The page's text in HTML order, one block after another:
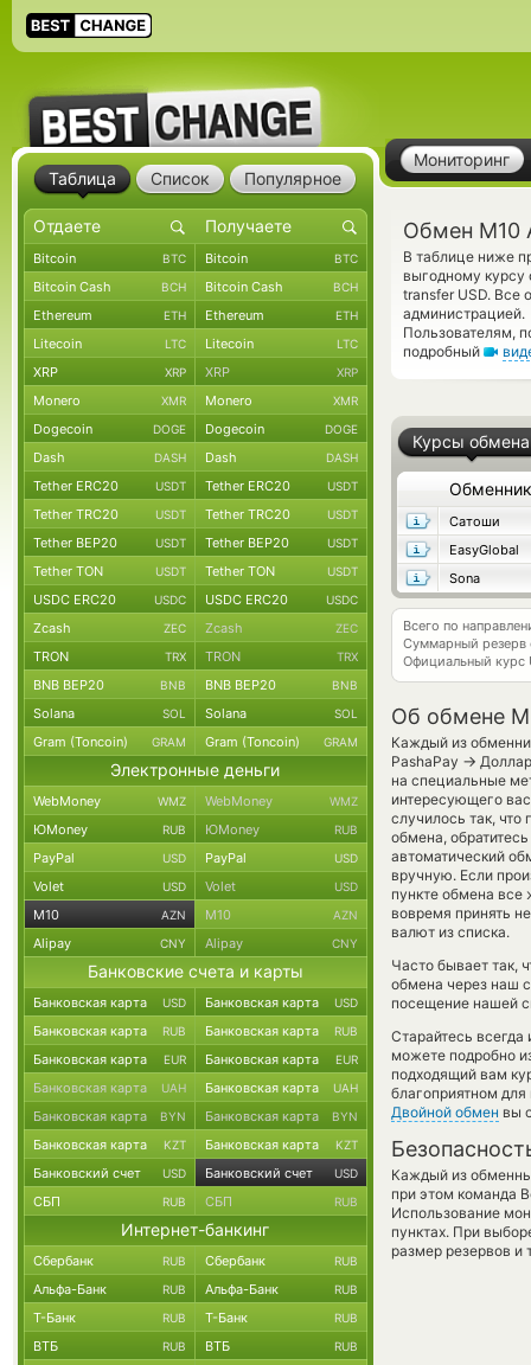
Мониторинг
Обмен M10
В таблице ниже
выгодному курсу
transfer USD. Все
администрацией.
Пользователям,
подробный
Курсы обмена
Обменник
Сатоши
EasyGlobal
Sona
Всего по
Суммарный резерв
Официальный курс
Об обмене
Каждый из
PashaPay →
на специальные
интересующего
случилось так,
обмена,
автоматический
вручную. Если
пункте обмена
вовремя принять
валют из списка.
Часто бывает так,
обмена через наш
посещение нашей
Старайтесь всегда
можете подробно
подходящий вам
благоприятном
Двойной обмен вы
Каждый из
при этом команда
Использование
пунктах. При
размер резервов и
Таблица Список Популярное
Bitcoin BTC Bitcoin BTC
Bitcoin Cash BCH Bitcoin Cash BCH
Ethereum ETH Ethereum ETH
Litecoin LTC Litecoin LTC
XRP XRP XRP XRP
Monero XMR Monero XMR
Dogecoin DOGE Dogecoin DOGE
Dash DASH Dash DASH
Tether ERC20 USDT Tether ERC20 USDT
Tether TRC20 USDT Tether TRC20 USDT
Tether BEP20 USDT Tether BEP20 USDT
Tether TON USDT Tether TON USDT
USDC ERC20 USDC USDC ERC20 USDC
Zcash ZEC Zcash ZEC
TRON TRX TRON TRX
BNB BEP20 BNB BNB BEP20 BNB
Solana SOL Solana SOL
Gram (Toncoin) GRAM Gram (Toncoin) GRAM
Электронные деньги
WebMoney WMZ WebMoney WMZ
ЮMoney RUB ЮMoney RUB
PayPal USD PayPal USD
Volet USD Volet USD
M10 AZN M10 AZN
Alipay CNY Alipay CNY
Банковские счета и карты
Банковская карта USD Банковская карта USD
Банковская карта RUB Банковская карта RUB
Банковская карта EUR Банковская карта EUR
Банковская карта UAH Банковская карта UAH
Банковская карта BYN Банковская карта BYN
Банковская карта KZT Банковская карта KZT
Банковский счет USD Банковский счет USD
СБП RUB СБП RUB
Интернет-банкинг
Сбербанк RUB Сбербанк RUB
Альфа-Банк RUB Альфа-Банк RUB
Т-Банк RUB Т-Банк RUB
ВТБ RUB ВТБ RUB